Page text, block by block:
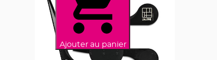
Ajouter au panier